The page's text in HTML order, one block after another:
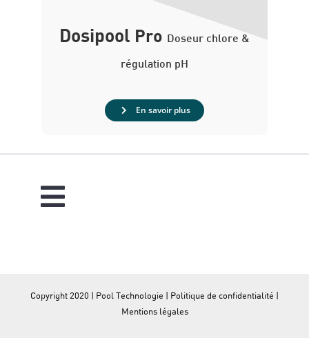
Dosipool Pro Doseur chlore &
régulation pH
En savoir plus
Copyright 2020 | Pool Technologie | Politique de confidentialité |
Mentions légales